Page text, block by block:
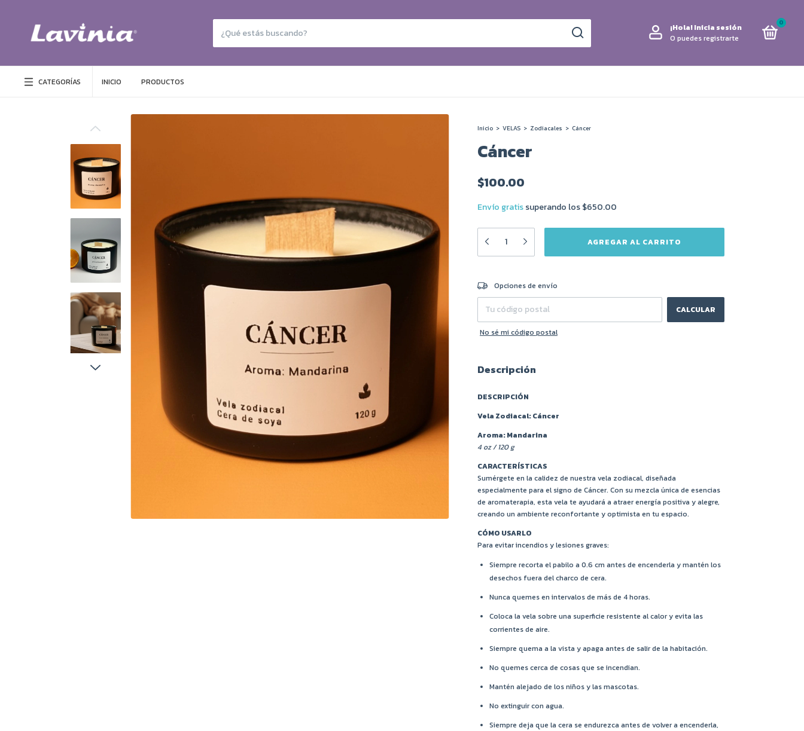
¡Hola!Inicia sesión
O puedes registrarte
0
CATEGORÍAS INICIO PRODUCTOS
Inicio > VELAS > Zodiacales > Cáncer
Cáncer
$100.00
Envío gratissuperando los$650.00
Entregas para el CP:
Opciones de envío
CALCULAR
No sé mi código postal
Descripción
DESCRIPCIÓN
Vela Zodiacal: Cáncer
Aroma: Mandarina
4 oz / 120 g
CARACTERÍSTICAS
Sumérgete en la calidez de nuestra vela zodiacal, diseñada
especialmente para el signo de Cáncer. Con su mezcla única de esencias
de aromaterapia, esta vela te ayudará a atraer energía positiva y alegre,
creando un ambiente reconfortante y optimista en tu espacio.
CÓMO USARLO
Para evitar incendios y lesiones graves:
Siempre recorta el pabilo a 0.6 cm antes de encenderla y mantén los
desechos fuera del charco de cera.
Nunca quemes en intervalos de más de 4 horas.
Coloca la vela sobre una superficie resistente al calor y evita las
corrientes de aire.
Siempre quema a la vista y apaga antes de salir de la habitación.
No quemes cerca de cosas que se incendian.
Mantén alejado de los niños y las mascotas.
No extinguir con agua.
Siempre deja que la cera se endurezca antes de volver a encenderla,